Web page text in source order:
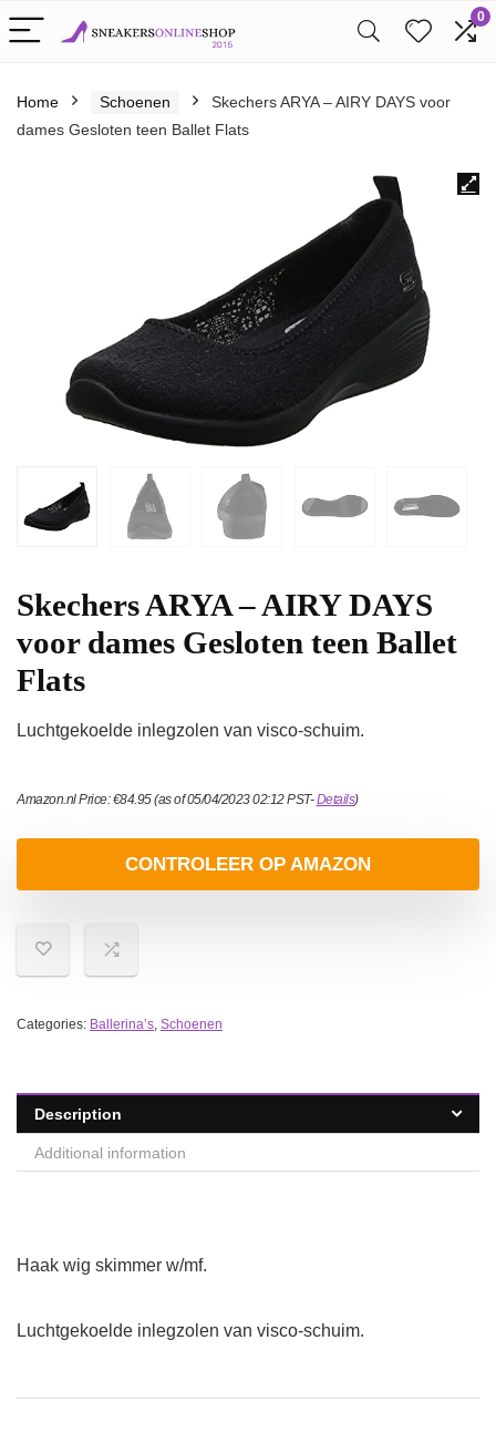
0
Home Schoenen
Skechers ARYA – AIRY DAYS voor
dames Gesloten teen Ballet Flats
Skechers ARYA – AIRY DAYS
voor dames Gesloten teen Ballet
Flats
Luchtgekoelde inlegzolen van visco-schuim.
Amazon.nl Price:€84.95(as of 05/04/2023 02:12 PST-Details)
CONTROLEER OP AMAZON
Categories: Ballerina’s, Schoenen
Description
Additional information
Haak wig skimmer w/mf.
Luchtgekoelde inlegzolen van visco-schuim.